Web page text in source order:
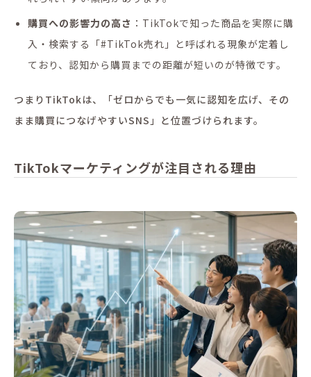
購買への影響力の高さ ：TikTokで知った商品を実際に購
入・検索する「#TikTok売れ」と呼ばれる現象が定着し
ており、認知から購買までの距離が短いのが特徴です。
つまりTikTokは、「ゼロからでも一気に認知を広げ、その
まま購買につなげやすいSNS」と位置づけられます。
TikTokマーケティングが注目される理由